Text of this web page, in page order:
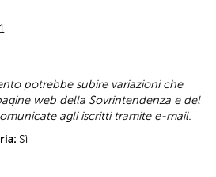
potrebbe subire variazioni che
web della Sovrintendenza e del
agli iscritti tramite e-mail.
Sì